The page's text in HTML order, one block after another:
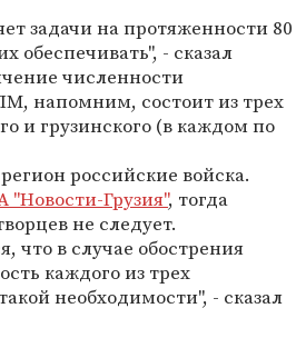
задачи на протяженности 80
- сказал
численности
напомним, состоит из трех
и грузинского (в каждом по
российские войска.
"Новости-Грузия", тогда
не следует.
что в случае обострения
каждого из трех
необходимости", - сказал